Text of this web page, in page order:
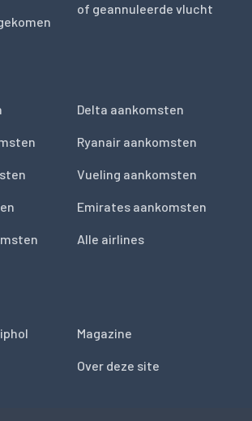
of geannuleerde vlucht
Delta aankomsten
Ryanair aankomsten
Vueling aankomsten
Emirates aankomsten
Alle airlines
Magazine
Over deze site